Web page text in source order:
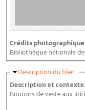
Crédits
Bibliothèque nationale
Masquer
Description du bien
Description et contexte:
Boutons de veste aux